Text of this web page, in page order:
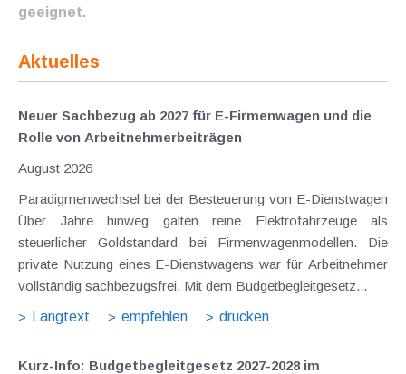
geeignet.
Aktuelles
Neuer Sachbezug ab 2027 für E-Firmenwagen und die
Rolle von Arbeitnehmer​­beiträgen
August 2026
Paradigmenwechsel bei der Besteuerung von E-Dienstwagen
Über Jahre hinweg galten reine Elektrofahrzeuge als
steuerlicher Goldstandard bei Firmenwagenmodellen. Die
private Nutzung eines E-Dienstwagens war für Arbeitnehmer
vollständig sachbezugsfrei. Mit dem Budgetbegleitgesetz...
Langtext
empfehlen drucken
Kurz-Info: Budgetbegleitgesetz 2027-2028 im